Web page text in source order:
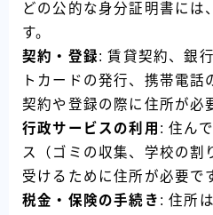
どの公的な身分証明書には
す。
契約・登録: 賃貸契約、銀
トカードの発行、携帯電話
契約や登録の際に住所が必
行政サービスの利用 : 住ん
ス（ゴミの収集、学校の割
受けるために住所が必要で
税金・保険の手続き : 住所